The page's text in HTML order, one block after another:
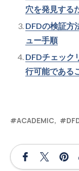
穴を発見する
DFDの検証方
ュー手順
DFDチェック
行可能である
ACADEMIC